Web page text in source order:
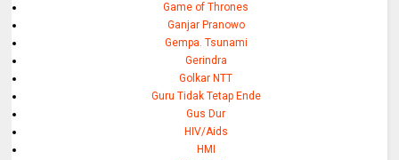
Game of Thrones
Ganjar Pranowo
Gempa. Tsunami
Gerindra
Golkar NTT
Guru Tidak Tetap Ende
Gus Dur
HIV/Aids
HMI